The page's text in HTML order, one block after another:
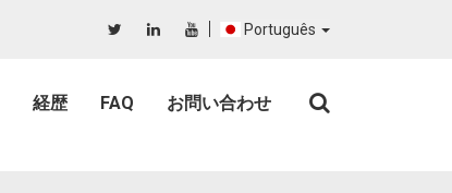
Português
経歴 FAQ お問い合わせ